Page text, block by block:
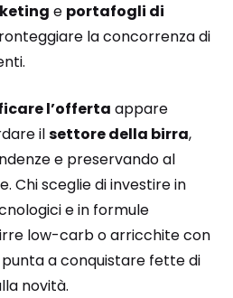
e portafogli di
la concorrenza di
l’offerta appare
ilsettore della birra,
e preservando al
Chi sceglie di investire in
e in formule
low-carb o arricchite con
a conquistare fette di
novità.